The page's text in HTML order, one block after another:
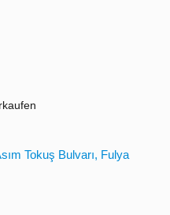
Tokuş Bulvarı, Fulya